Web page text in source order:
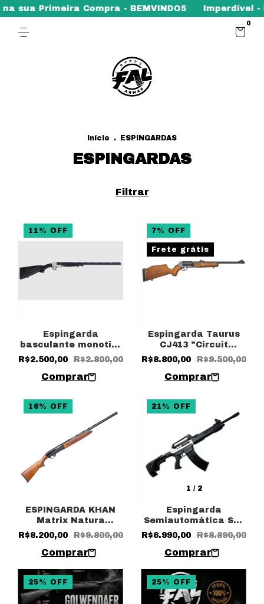
Primeira Compra - BEMVINDO5 Imperdível -
0
Início . ESPINGARDAS
ESPINGARDAS
Filtrar
11 % OFF
Espingarda
basculante monotiro
(polímero) AKSA SB-
04 Cal.12
R$2.500,00 R$2.800,00
7% OFF
Frete grátis
Espingarda Taurus
CJ413 "Circuit
Judge" Oxidado Cal.
R$8.800,00 R$9.500,00
16% OFF
ESPINGARDA KHAN
Matrix Natura
Semiautomática
cal.12 CANO 28″
R$8.200,00 R$9.800,00
1 / 2
21 % OFF
Espingarda
Semiautomática Set
Arms Bowman
Calibre 12
R$6.990,00 R$8.890,00
25% OFF 25% OFF